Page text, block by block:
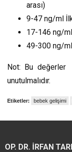
arası)
9-47 ng/ml
17-146 ng/
49-300 ng/
Not: Bu değerler
unutulmalıdır.
Etiketler: bebek gelişimi
OP. DR. İRFAN